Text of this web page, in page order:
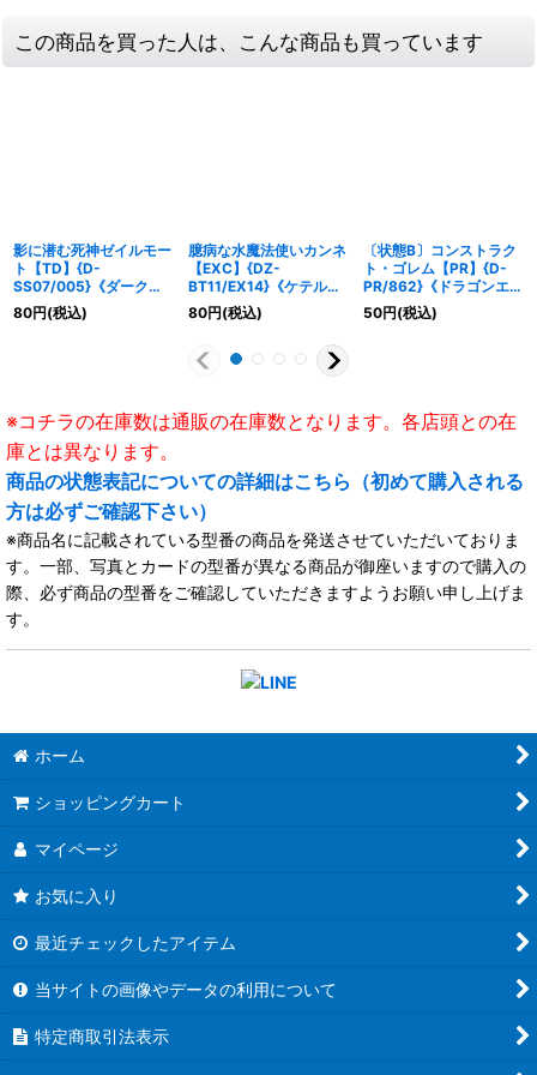
この商品を買った人は、こんな商品も買っています
影に潜む死神ゼイルモー
ト【TD】{D-
SS07/005}《ダークス
テイツ》
80円(税込)
臆病な水魔法使いカンネ
【EXC】{DZ-
BT11/EX14}《ケテルサ
ンクチュアリ》
80円(税込)
〔状態B〕コンストラク
ト・ゴレム【PR】{D-
PR/862}《ドラゴンエン
パイア》
50円(税込)
※コチラの在庫数は通販の在庫数となります。各店頭との在
庫とは異なります。
商品の状態表記についての詳細はこちら（初めて購入される
方は必ずご確認下さい）
※商品名に記載されている型番の商品を発送させていただいておりま
す。一部、写真とカードの型番が異なる商品が御座いますので購入の
際、必ず商品の型番をご確認していただきますようお願い申し上げま
す。
ホーム
ショッピングカート
マイページ
お気に入り
最近チェックしたアイテム
当サイトの画像やデータの利用について
特定商取引法表示